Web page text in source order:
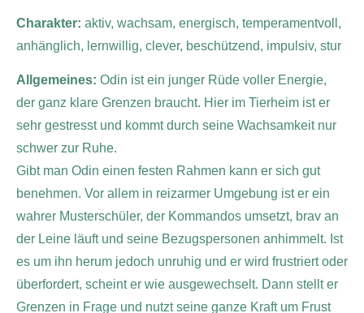
Charakter: aktiv, wachsam, energisch, temperamentvoll,
anhänglich, lernwillig, clever, beschützend, impulsiv, stur
Allgemeines: Odin ist ein junger Rüde voller Energie,
der ganz klare Grenzen braucht. Hier im Tierheim ist er
sehr gestresst und kommt durch seine Wachsamkeit nur
schwer zur Ruhe.
Gibt man Odin einen festen Rahmen kann er sich gut
benehmen. Vor allem in reizarmer Umgebung ist er ein
wahrer Musterschüler, der Kommandos umsetzt, brav an
der Leine läuft und seine Bezugspersonen anhimmelt. Ist
es um ihn herum jedoch unruhig und er wird frustriert oder
überfordert, scheint er wie ausgewechselt. Dann stellt er
Grenzen in Frage und nutzt seine ganze Kraft um Frust